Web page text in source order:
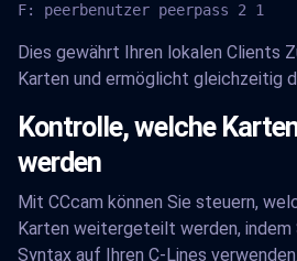
F: peerbenutzer peerpass 2 1
Dies gewährt Ihren lokalen Clients
Karten und ermöglicht gleichzeitig
Kontrolle, welche
werden
Mit CCcam können Sie steuern,
Karten weitergeteilt werden, indem
Syntax auf Ihren C-Lines